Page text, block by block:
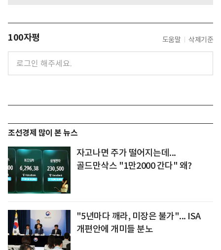
100자평 도움말 삭제기준
조선경제 많이 본 뉴스
자고나면 주가 떨어지는데...
골드만삭스 "1만2000 간다" 왜?
"5년마다 깨라, 미장은 불가"... ISA
개편안에 개미들 분노